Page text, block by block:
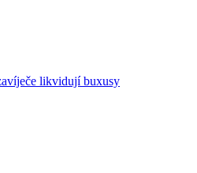
likvidují buxusy